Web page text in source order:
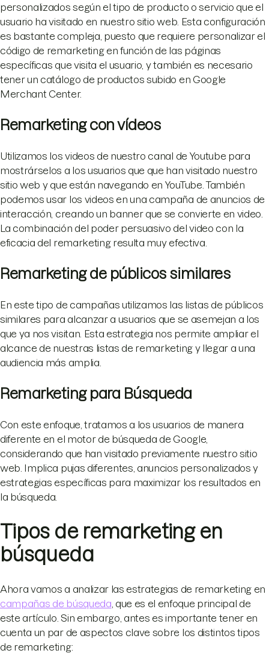
personalizados según el tipo de producto o servicio que el
usuario ha visitado en nuestro sitio web. Esta configuración
es bastante compleja, puesto que requiere personalizar el
código de remarketing en función de las páginas
específicas que visita el usuario, y también es necesario
tener un catálogo de productos subido en Google
Merchant Center.
Remarketing con vídeos
Utilizamos los videos de nuestro canal de Youtube para
mostrárselos a los usuarios que que han visitado nuestro
sitio web y que están navegando en YouTube. También
podemos usar los videos en una campaña de anuncios de
interacción, creando un banner que se convierte en video.
La combinación del poder persuasivo del video con la
eficacia del remarketing resulta muy efectiva.
Remarketing de públicos similares
En este tipo de campañas utilizamos las listas de públicos
similares para alcanzar a usuarios que se asemejan a los
que ya nos visitan. Esta estrategia nos permite ampliar el
alcance de nuestras listas de remarketing y llegar a una
audiencia más amplia.
Remarketing para Búsqueda
Con este enfoque, tratamos a los usuarios de manera
diferente en el motor de búsqueda de Google,
considerando que han visitado previamente nuestro sitio
web. Implica pujas diferentes, anuncios personalizados y
estrategias específicas para maximizar los resultados en
la búsqueda.
Tipos de remarketing en
búsqueda
Ahora vamos a analizar las estrategias de remarketing en
campañas de búsqueda , que es el enfoque principal de
este artículo. Sin embargo, antes es importante tener en
cuenta un par de aspectos clave sobre los distintos tipos
de remarketing: